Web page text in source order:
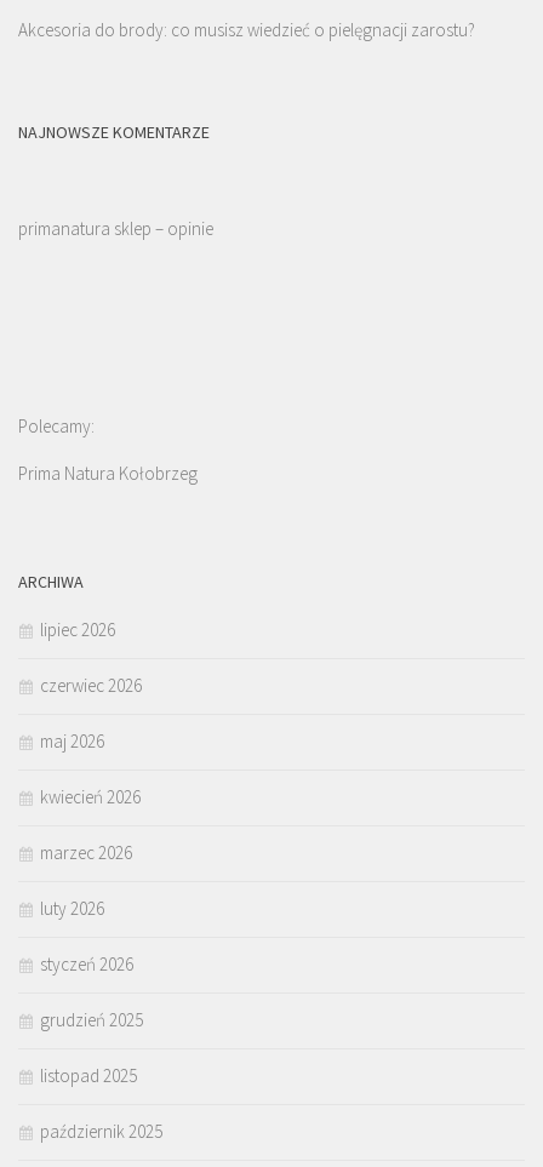
Akcesoria do brody: co musisz wiedzieć o pielęgnacji zarostu?
NAJNOWSZE KOMENTARZE
primanatura sklep – opinie
Polecamy:
Prima Natura Kołobrzeg
ARCHIWA
lipiec 2026
czerwiec 2026
maj 2026
kwiecień 2026
marzec 2026
luty 2026
styczeń 2026
grudzień 2025
listopad 2025
październik 2025